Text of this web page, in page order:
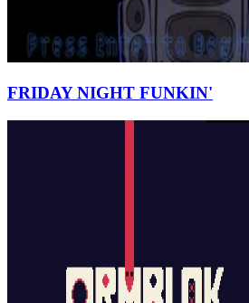
FRIDAY NIGHT FUNKIN'